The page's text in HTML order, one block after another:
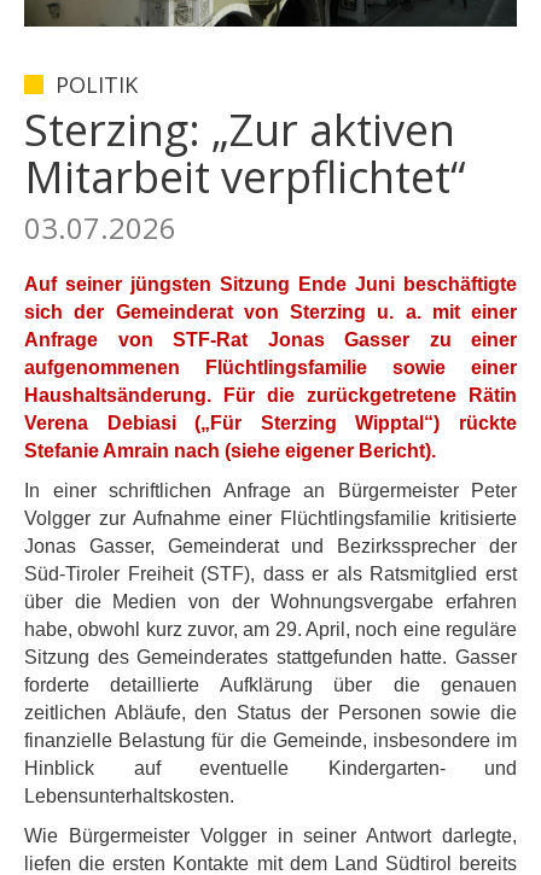
POLITIK
Sterzing: „Zur aktiven
Mitarbeit verpflichtet“
03.07.2026
Auf seiner jüngsten Sitzung Ende Juni beschäftigte
sich der Gemeinderat von Sterzing u. a. mit einer
Anfrage von STF-Rat Jonas Gasser zu einer
aufgenommenen Flüchtlingsfamilie sowie einer
Haushaltsänderung. Für die zurückgetretene Rätin
Verena Debiasi („Für Sterzing Wipptal“) rückte
Stefanie Amrain nach (siehe eigener Bericht).
In einer schriftlichen Anfrage an Bürgermeister Peter
Volgger zur Aufnahme einer Flüchtlingsfamilie kritisierte
Jonas Gasser, Gemeinderat und Bezirkssprecher der
Süd-Tiroler Freiheit (STF), dass er als Ratsmitglied erst
über die Medien von der Wohnungsvergabe erfahren
habe, obwohl kurz zuvor, am 29. April, noch eine reguläre
Sitzung des Gemeinderates stattgefunden hatte. Gasser
forderte detaillierte Aufklärung über die genauen
zeitlichen Abläufe, den Status der Personen sowie die
finanzielle Belastung für die Gemeinde, insbesondere im
Hinblick auf eventuelle Kindergarten- und
Lebensunterhaltskosten.
Wie Bürgermeister Volgger in seiner Antwort darlegte,
liefen die ersten Kontakte mit dem Land Südtirol bereits